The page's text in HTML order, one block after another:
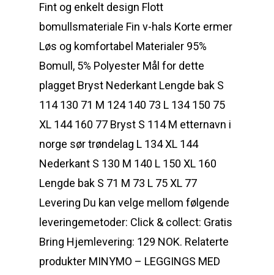
Fint og enkelt design Flott
bomullsmateriale Fin v-hals Korte ermer
Løs og komfortabel Materialer 95%
Bomull, 5% Polyester Mål for dette
plagget Bryst Nederkant Lengde bak S
114 130 71 M 124 140 73 L 134 150 75
XL 144 160 77 Bryst S 114 M etternavn i
norge sør trøndelag L 134 XL 144
Nederkant S 130 M 140 L 150 XL 160
Lengde bak S 71 M 73 L 75 XL 77
Levering Du kan velge mellom følgende
leveringemetoder: Click & collect: Gratis
Bring Hjemlevering: 129 NOK. Relaterte
produkter MINYMO – LEGGINGS MED